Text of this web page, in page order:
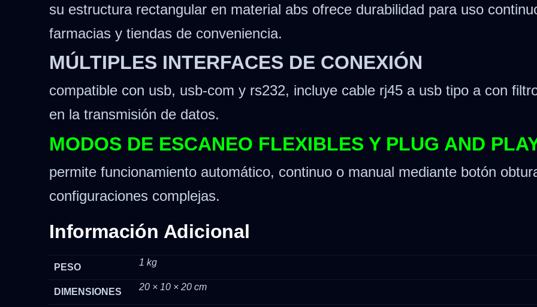
su estructura rectangular en material abs ofrece durabilidad para uso
farmacias y tiendas de conveniencia.
MÚLTIPLES INTERFACES DE CONEXIÓN
compatible con usb, usb-com y rs232, incluye cable rj45 a usb tipo a con
en la transmisión de datos.
MODOS DE ESCANEO FLEXIBLES Y PLUG AND
permite funcionamiento automático, continuo o manual mediante botón
configuraciones complejas.
Información Adicional
PESO 1 kg
DIMENSIONES 20 × 10 × 20 cm